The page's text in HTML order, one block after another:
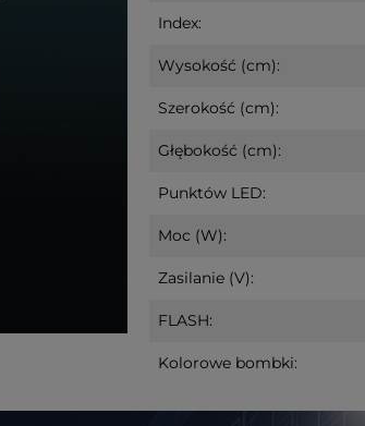
Index:
Wysokość (cm):
Szerokość (cm):
Głębokość (cm):
Punktów LED:
Moc (W):
Zasilanie (V):
FLASH:
Kolorowe bombki: